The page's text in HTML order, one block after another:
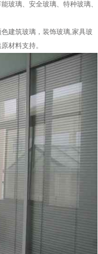
玻璃、安全玻璃、特种玻璃、
建筑玻璃，装饰玻璃,家具玻
材料支持。